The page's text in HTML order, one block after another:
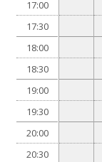
17:00
17:30
18:00
18:30
19:00
19:30
20:00
20:30